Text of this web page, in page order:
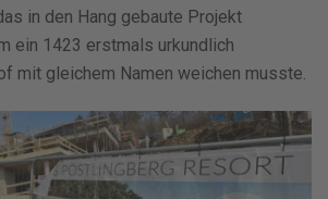
in den Hang gebaute Projekt
ein 1423 erstmals urkundlich
mit gleichem Namen weichen musste.